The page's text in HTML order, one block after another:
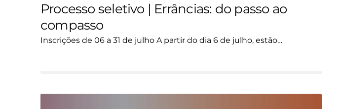
Processo seletivo | Errâncias: do passo ao
compasso
Inscrições de 06 a 31 de julho A partir do dia 6 de julho, estão…